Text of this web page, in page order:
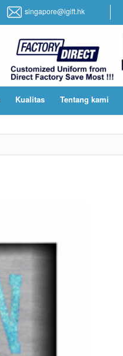
singapore@igift.hk
Kualitas Tentang kami